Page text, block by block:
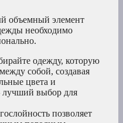
объемный элемент
необходимо
одежду, которую
собой, создавая
цвета и
лучший выбор для
позволяет